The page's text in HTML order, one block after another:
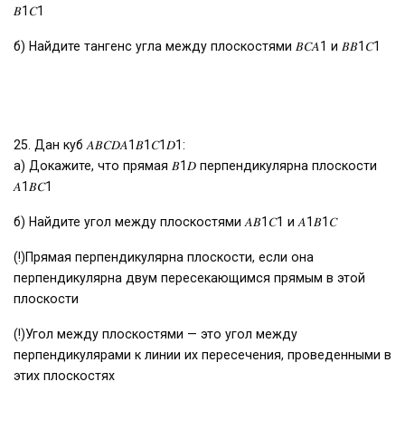
𝐵1𝐶1
б) Найдите тангенс угла между плоскостями 𝐵𝐶𝐴1 и 𝐵𝐵1𝐶1
25. Дан куб 𝐴𝐵𝐶𝐷𝐴1𝐵1𝐶1𝐷1:
а) Докажите, что прямая 𝐵1𝐷 перпендикулярна плоскости
𝐴1𝐵𝐶1
б) Найдите угол между плоскостями 𝐴𝐵1𝐶1 и 𝐴1𝐵1𝐶
(!)Прямая перпендикулярна плоскости, если она
перпендикулярна двум пересекающимся прямым в этой
плоскости
(!)Угол между плоскостями — это угол между
перпендикулярами к линии их пересечения, проведенными в
этих плоскостях